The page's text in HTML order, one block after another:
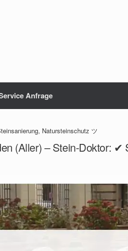
Anfrage
Natursteinschutz ツ
(Aller) – Stein-Doktor: ✔